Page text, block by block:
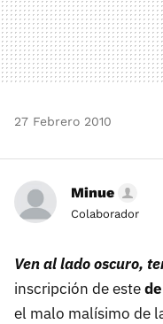
27 Febrero 2010
Minue
Colaborador
Ven al lado oscuro,
inscripción de este
el malo malísimo de